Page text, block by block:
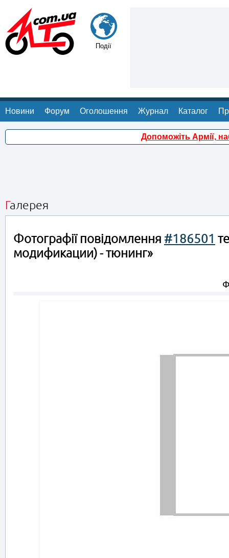
Події
Новини Форум Оголошення Журнал Каталог
Допоможіть Армії,
Галерея
Фотографії повідомлення #186501
модификации) - тюнинг»